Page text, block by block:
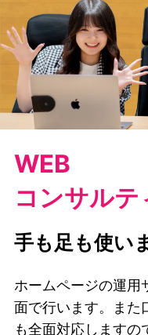
WEB
コンサル
手も足も使い
ホームページの運用
面で行います。また
も全面対応しますの